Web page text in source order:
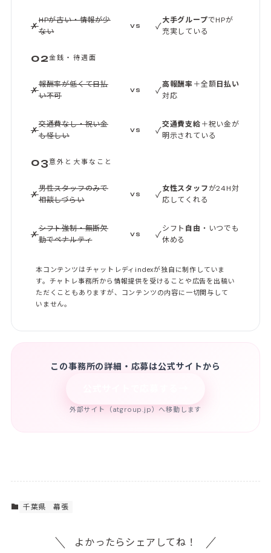
✗
HPが古い・情報が少
ない
VS ✓
大手グループでHPが
充実している
02金銭・待遇面
✗
報酬率が低くて日払
い不可
VS ✓
高報酬率＋全額日払い
対応
✗
交通費なし・祝い金
も怪しい
VS ✓
交通費支給＋祝い金が
明示されている
03意外と大事なこと
✗
男性スタッフのみで
相談しづらい
VS ✓
女性スタッフが24H対
応してくれる
✗
シフト強制・無断欠
勤でペナルティ
VS ✓
シフト 自由 ・いつでも
休める
本コンテンツはチャットレディindexが独自に制作していま
す。チャトレ事務所から情報提供を受けることや広告を出稿い
ただくこともありますが、コンテンツの内容に一切関与して
いません。
この事務所の詳細・応募は公式サイトから
外部サイト（atgroup.jp）へ移動します
千葉県 幕張
よかったらシェアしてね！